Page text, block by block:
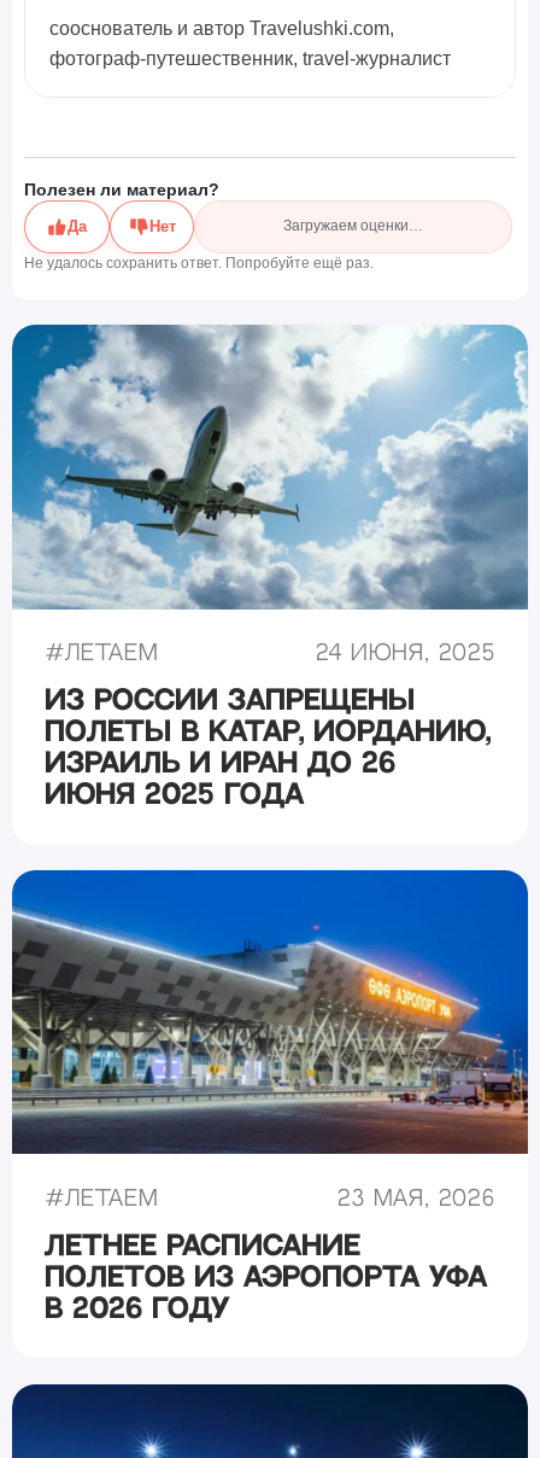
сооснователь и автор Travelushki.com,
фотограф-путешественник, travel-журналист
Полезен ли материал?
Да Нет Загружаем оценки…
Не удалось сохранить ответ. Попробуйте ещё раз.
#Летаем 24 июня, 2025
Из России запрещены
полеты в Катар, Иорданию,
Израиль и Иран до 26
июня 2025 года
#Летаем 23 мая, 2026
Летнее расписание
полетов из аэропорта Уфа
в 2026 году